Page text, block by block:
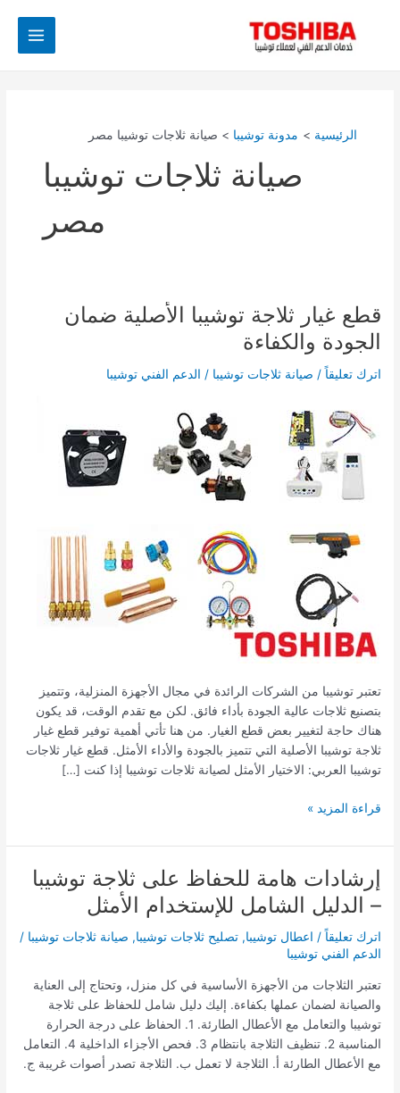
Main
الرئيسية مدونة توشيبا صيانة ثلاجات توشيبا مصر
صيانة ثلاجات توشيبا
مصر
قطع غيار ثلاجة توشيبا الأصلية ضمان
الجودة والكفاءة
اترك تعليقاً / صيانة ثلاجات توشيبا / الدعم الفني توشيبا
تعتبر توشيبا من الشركات الرائدة في مجال الأجهزة المنزلية، وتتميز
بتصنيع ثلاجات عالية الجودة بأداء فائق. لكن مع تقدم الوقت، قد يكون
هناك حاجة لتغيير بعض قطع الغيار. من هنا تأتي أهمية توفير قطع غيار
ثلاجة توشيبا الأصلية التي تتميز بالجودة والأداء الأمثل. قطع غيار ثلاجات
توشيبا العربي: الاختيار الأمثل لصيانة ثلاجات توشيبا إذا كنت […]
قطع
غيار
ثلاجة
توشيبا
الجودة
قراءة المزيد »
إرشادات هامة للحفاظ على ثلاجة توشيبا
– الدليل الشامل للإستخدام الأمثل
اترك تعليقاً / اعطال توشيبا,تصليح ثلاجات توشيبا, صيانة ثلاجات توشيبا /
الدعم الفني توشيبا
تعتبر الثلاجات من الأجهزة الأساسية في كل منزل، وتحتاج إلى العناية
والصيانة لضمان عملها بكفاءة. إليك دليل شامل للحفاظ على ثلاجة
توشيبا والتعامل مع الأعطال الطارئة. 1. الحفاظ على درجة الحرارة
المناسبة 2. تنظيف الثلاجة بانتظام 3. فحص الأجزاء الداخلية 4. التعامل
مع الأعطال الطارئة أ. الثلاجة لا تعمل ب. الثلاجة تصدر أصوات غريبة ج.
إرشادات
هامة
للحفاظ
على
ثلاجة
–
الدليل
الشامل
للإستخدام
الأمثل